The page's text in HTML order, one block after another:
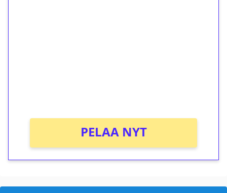
PELAA NYT